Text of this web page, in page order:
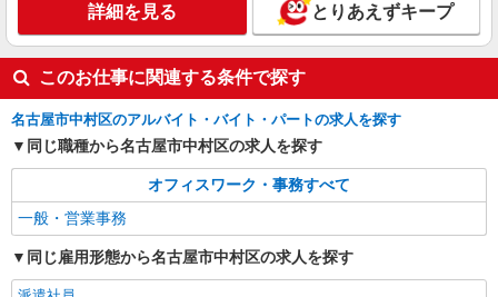
ー/26-0571440
＼かんたん事務から始めよう♪／増員募集で教
育しっかり◎月収25万以上
＝252,000円
愛知県名古屋市中村区／最寄駅：名古屋駅、国
2分★アクセス便利な立地です◎
キープ
派遣社員
パーソルエクセルHRパートナーズ株式会社
詳細を見る とりあえずキープ
このお仕事に関連する条件で探す
名古屋市中村区のアルバイト・バイト・パートの求人を探す
同じ職種から名古屋市中村区の求人を探す
オフィスワーク・事務すべて
一般・営業事務
同じ雇用形態から名古屋市中村区の求人を探す